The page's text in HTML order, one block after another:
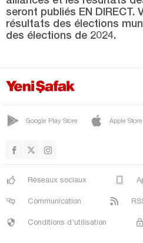
SALARHA
TUNCA
Samsun
Şanlıurfa
Siirt
Sinop
Şırnak
Sivas
Tekirdağ
Tokat
seront publiés EN DIRECT.
résultats des élections
des élections de 2024.
Google Play Store Apple Store
Réseaux sociaux
Communication
Conditions d'utilisation